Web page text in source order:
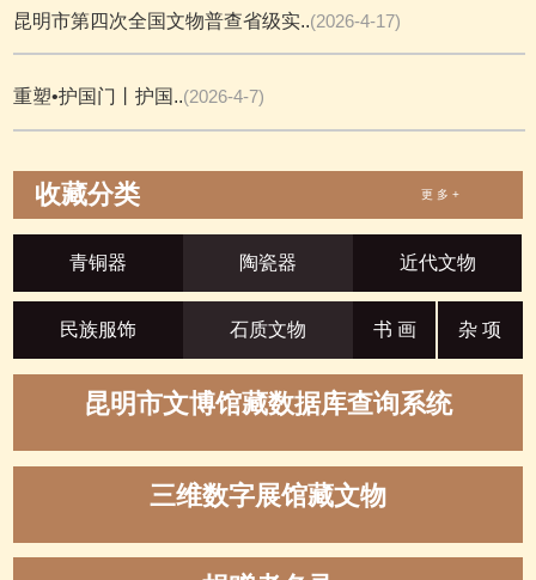
昆明市第四次全国文物普查省级实..(2026-4-17)
重塑•护国门丨护国..(2026-4-7)
收藏分类 更 多 +
青铜器 陶瓷器 近代文物
民族服饰 石质文物 书 画 杂 项
昆明市文博馆藏数据库查询系统
三维数字展馆藏文物